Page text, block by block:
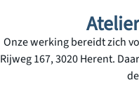
Onze werking bereidt zich
Rijweg 167, 3020 Herent.